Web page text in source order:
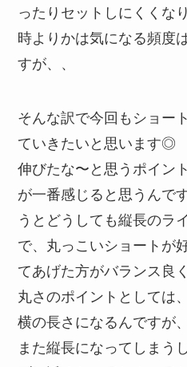
ったりセットしにくくな
時よりかは気になる頻度
すが、、
そんな訳で今回もショー
ていきたいと思います◎
伸びたな〜と思うポイン
が一番感じると思うんで
うとどうしても縦長のラ
で、丸っこいショートが
てあげた方がバランス良
丸さのポイントとしては
横の長さになるんですが
また縦長になってしまう